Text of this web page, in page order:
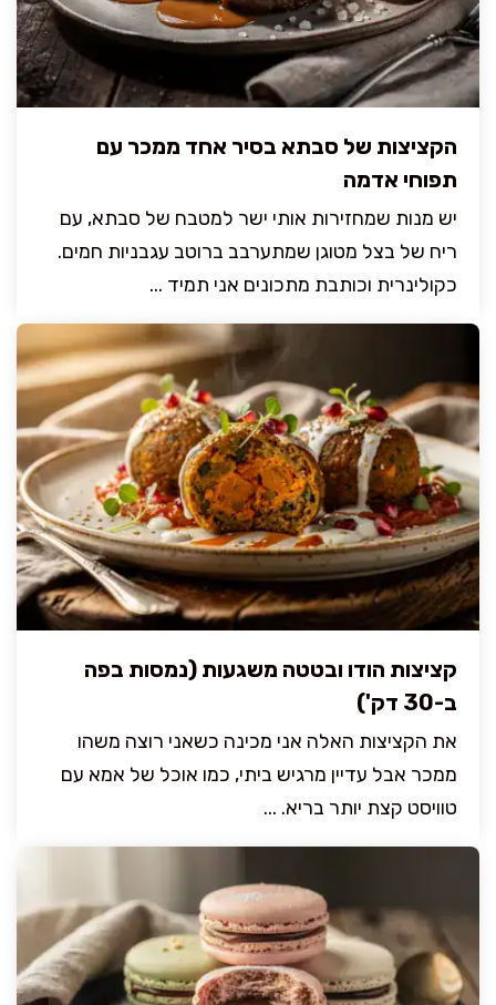
הקציצות של סבתא בסיר אחד ממכר עם
תפוחי אדמה
יש מנות שמחזירות אותי ישר למטבח של סבתא, עם
ריח של בצל מטוגן שמתערבב ברוטב עגבניות חמים.
כקולינרית וכותבת מתכונים אני תמיד ...
קציצות הודו ובטטה משגעות (נמסות בפה
ב-30 דק')
את הקציצות האלה אני מכינה כשאני רוצה משהו
ממכר אבל עדיין מרגיש ביתי, כמו אוכל של אמא עם
טוויסט קצת יותר בריא. ...